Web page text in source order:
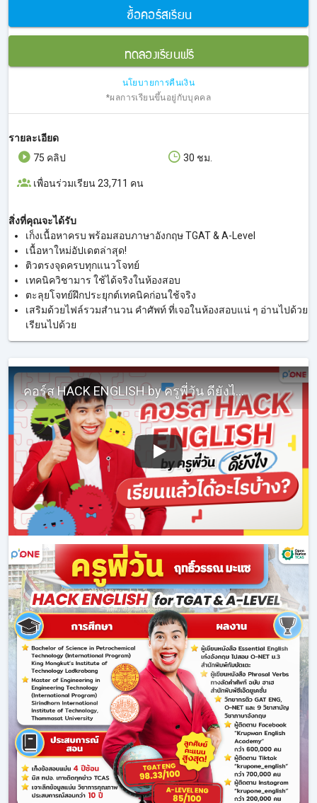
ซื้อคอร์สเรียน
ทดลองเรียนฟรี
นโยบายการคืนเงิน
*ผลการเรียนขึ้นอยู่กับบุคคล
รายละเอียด
75 คลิป
30 ชม.
เพื่อนร่วมเรียน 23,711 คน
สิ่งที่คุณจะได้รับ
เก็งเนื้อหาครบ พร้อมสอบภาษาอังกฤษ TGAT & A-Level
เนื้อหาใหม่อัปเดตล่าสุด!
ติวตรงจุดครบทุกแนวโจทย์
เทคนิควิชามาร ใช้ได้จริงในห้องสอบ
ตะลุยโจทย์ฝึกประยุกต์เทคนิคก่อนใช้จริง
เสริมด้วยไฟล์รวมสำนวน คำศัพท์ ที่เจอในห้องสอบแน่ ๆ อ่านไปด้วย
เรียนไปด้วย
คอร์ส HACK ENGLISH by ครูพี่วัน ดียังไง? เรียนแล้วได้อะไรบ้าง?